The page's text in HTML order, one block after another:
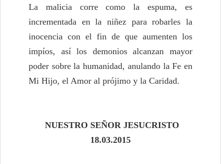
La malicia corre como la espuma, es
incrementada en la niñez para robarles la
inocencia con el fin de que aumenten los
impíos, así los demonios alcanzan mayor
poder sobre la humanidad, anulando la Fe en
Mi Hijo, el Amor al prójimo y la Caridad.
NUESTRO SEÑOR JESUCRISTO
18.03.2015